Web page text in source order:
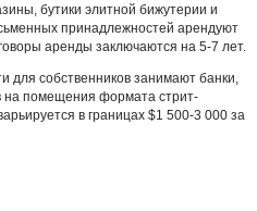
бутики элитной бижутерии и
принадлежностей арендуют
аренды заключаются на 5-7 лет.
для собственников занимают банки,
на помещения формата стрит-
в границах $1 500-3 000 за